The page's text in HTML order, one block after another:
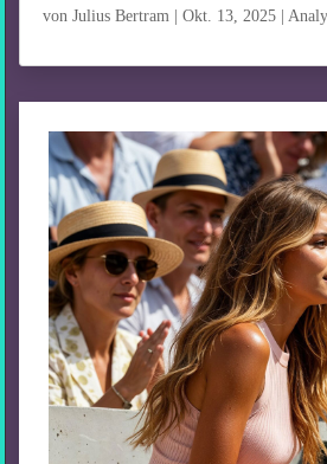
vonJulius Bertram |Okt. 13, 2025 |